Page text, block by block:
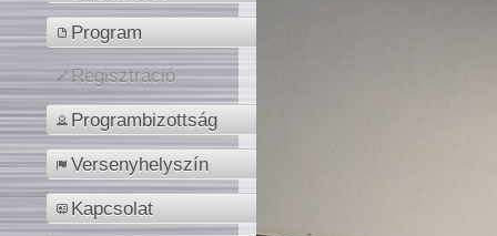
Program
Regisztráció
Programbizottság
Versenyhelyszín
Kapcsolat